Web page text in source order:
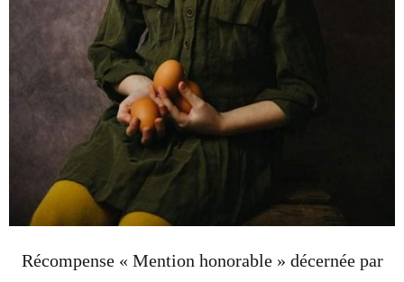
Récompense « Mention honorable » décernée par